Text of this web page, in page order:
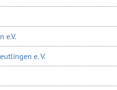
e.V.
e. V.